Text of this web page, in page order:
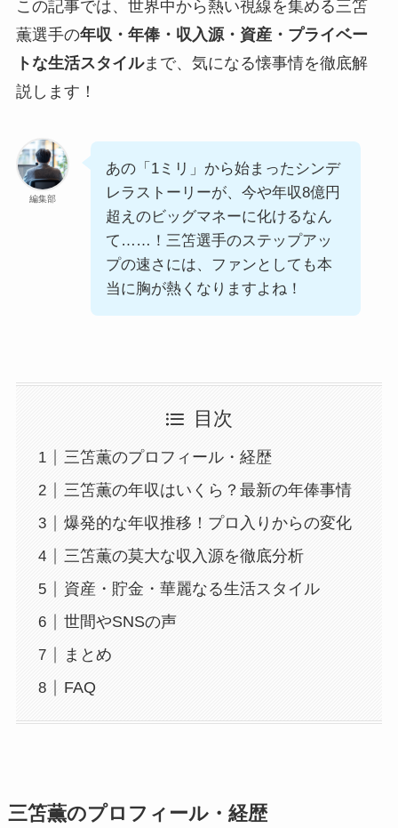
この記事では、世界中から熱い視線を集める三笘
薫選手の年収・年俸・収入源・資産・プライベー
トな生活スタイルまで、気になる懐事情を徹底解
説します！
編集部
あの「1ミリ」から始まったシンデ
レラストーリーが、今や年収8億円
超えのビッグマネーに化けるなん
て……！三笘選手のステップアッ
プの速さには、ファンとしても本
当に胸が熱くなりますよね！
目次
三笘薫のプロフィール・経歴
三笘薫の年収はいくら？最新の年俸事情
爆発的な年収推移！プロ入りからの変化
三笘薫の莫大な収入源を徹底分析
資産・貯金・華麗なる生活スタイル
世間やSNSの声
まとめ
FAQ
三笘薫のプロフィール・経歴